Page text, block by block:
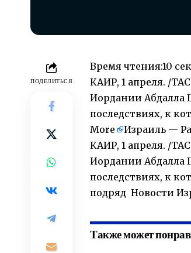
ПОДЕЛИТЬСЯ
Время чтения:10 сек
КАИР, 1 апреля. /
Иордании Абдалла
последствиях, к
More
Израиль —
КАИР, 1 апреля. /
Иордании Абдалла
последствиях, к
подряд Новости
Также может